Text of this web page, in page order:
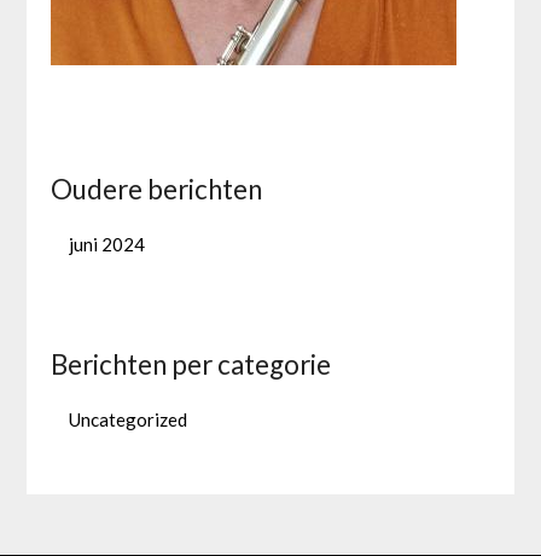
Oudere berichten
juni 2024
Berichten per categorie
Uncategorized